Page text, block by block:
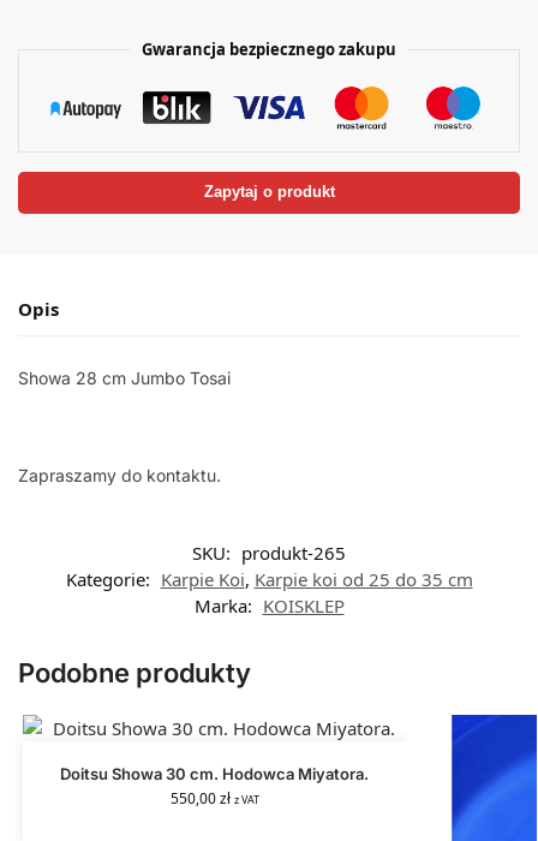
r
e
Gwarancja bezpiecznego zakupu
Zapytaj o produkt
Opis
Showa 28 cm Jumbo Tosai
Zapraszamy do kontaktu.
SKU: produkt-265
Kategorie: Karpie Koi, Karpie koi od 25 do 35 cm
Marka: KOISKLEP
Podobne produkty
Doitsu Showa 30 cm. Hodowca Miyatora.
550,00zł z VAT